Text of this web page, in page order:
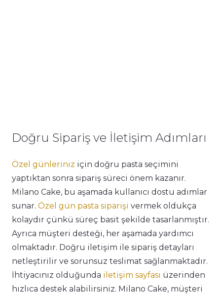
Doğru Sipariş ve İletişim Adımları
Özel günleriniz için doğru pasta seçimini
yaptıktan sonra sipariş süreci önem kazanır.
Milano Cake, bu aşamada kullanıcı dostu adımlar
sunar. Özel gün pasta siparişi vermek oldukça
kolaydır çünkü süreç basit şekilde tasarlanmıştır.
Ayrıca müşteri desteği, her aşamada yardımcı
olmaktadır. Doğru iletişim ile sipariş detayları
netleştirilir ve sorunsuz teslimat sağlanmaktadır.
İhtiyacınız olduğunda iletişim sayfası üzerinden
hızlıca destek alabilirsiniz. Milano Cake, müşteri